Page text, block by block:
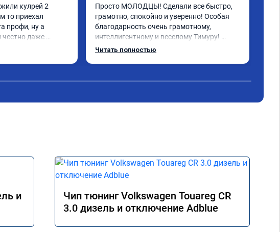
кулрей 2
то приехал
профи, ну а
честно даже
Ну и за
Просто МОЛОДЦЫ! Сделали все быстро,
грамотно, спокойно и уверенно! Особая
благодарность очень грамотному,
интеллигентному и веселому Тимуру!
Ребята профессионалы! Lexus GX-460
Читать полностью
и
Чип тюнинг Volkswagen Touareg CR
3.0 дизель и отключение Adblue